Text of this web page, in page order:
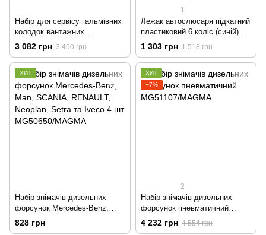
Набір для сервісу гальмівних
колодок вантажних
автомобілів (головки та
насадки) 3/4 16 шт
MG50472/MAGMA
3 082 грн 3 450 грн
1
Лежак автослюсаря підкатний
пластиковий 6 коліс (синій)
MG50234/MAGMA
1 303 грн 1 518 грн
ХИТ
Набір знімачів дизельних
форсунок Mercedes-Benz,
Man, SCANIA, RENAULT,
Neoplan, Setra та Iveco 4 шт
828 грн
ХИТ
−7%
2
Набір знімачів дизельних
форсунок пневматичний
MG51107/MAGMA
4 232 грн 4 554 грн